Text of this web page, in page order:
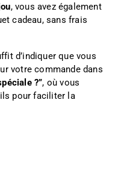
, vous avez également
cadeau, sans frais
d’indiquer que vous
votre commande dans
?”, où vous
pour faciliter la